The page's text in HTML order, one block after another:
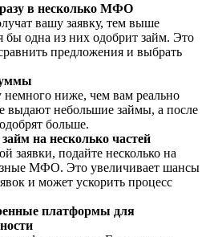
в несколько МФО
вашу заявку, тем выше
бы одна из них одобрит займ. Это
предложения и выбрать
ниже, чем вам реально
небольшие займы, а после
больше.
на несколько частей
заявки, подайте несколько на
МФО. Это увеличивает шансы
и может ускорить процесс
платформы для